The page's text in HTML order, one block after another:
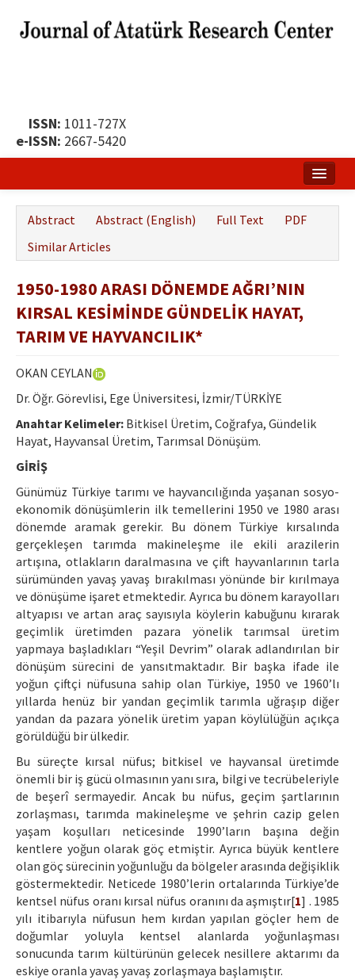
ISSN: 1011-727X
e-ISSN: 2667-5420
Publication Policy
Boards of the Journal
Author's Guide
Refereeing Guide
Abstract Abstract (English) Full Text
PDF
Similar Articles
1950-1980 ARASI DÖNEMDE AĞRI’NIN
KIRSAL KESİMİNDE GÜNDELİK HAYAT,
TARIM VE HAYVANCILIK*
OKAN CEYLAN
Dr. Öğr. Görevlisi, Ege Üniversitesi, İzmir/TÜRKİYE
Anahtar Kelimeler: Bitkisel Üretim, Coğrafya, Gündelik
Hayat, Hayvansal Üretim, Tarımsal Dönüşüm.
GİRİŞ
Günümüz Türkiye tarımı ve hayvancılığında yaşanan sosyo-
ekonomik dönüşümlerin ilk temellerini 1950 ve 1980 arası
dönemde aramak gerekir. Bu dönem Türkiye kırsalında
gerçekleşen tarımda makineleşme ile ekili arazilerin
artışına, otlakların daralmasına ve çift hayvanlarının tarla
sürümünden yavaş yavaş bırakılması yönünde bir kırılmaya
ve dönüşüme işaret etmektedir. Ayrıca bu dönem karayolları
altyapısı ve artan araç sayısıyla köylerin kabuğunu kırarak
geçimlik üretimden pazara yönelik tarımsal üretim
yapmaya başladıkları “Yeşil Devrim” olarak adlandırılan bir
dönüşüm sürecini de yansıtmaktadır. Bir başka ifade ile
yoğun çiftçi nüfusuna sahip olan Türkiye, 1950 ve 1960’lı
yıllarda henüz bir yandan geçimlik tarımla uğraşıp diğer
yandan da pazara yönelik üretim yapan köylülüğün açıkça
görüldüğü bir ülkedir.
Bu süreçte kırsal nüfus; bitkisel ve hayvansal üretimde
önemli bir iş gücü olmasının yanı sıra, bilgi ve tecrübeleriyle
de beşerî sermayedir. Ancak bu nüfus, geçim şartlarının
zorlaşması, tarımda makineleşme ve şehrin cazip gelen
yaşam koşulları neticesinde 1990’ların başına değin
kentlere yoğun olarak göç etmiştir. Ayrıca büyük kentlere
olan göç sürecinin yoğunluğu da bölgeler arasında değişiklik
göstermektedir. Neticede 1980’lerin ortalarında Türkiye’de
kentsel nüfus oranı kırsal nüfus oranını da aşmıştır[1] . 1985
yılı itibarıyla nüfusun hem kırdan yapılan göçler hem de
doğumlar yoluyla kentsel alanlarda yoğunlaşması
sonucunda tarım kültürünün gelecek nesillere aktarımı da
eskiye oranla yavaş yavaş zorlaşmaya başlamıştır.